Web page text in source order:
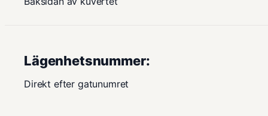
Lägenhetsnummer:
Direkt efter gatunumret